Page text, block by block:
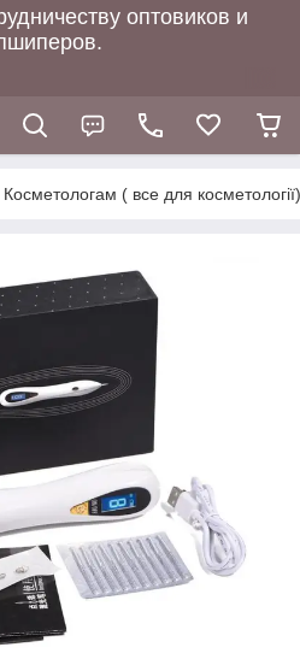
оптовиков и
Косметологам ( все для косметології)